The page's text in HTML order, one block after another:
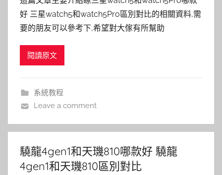
好 三星watch5和watch5Pro區別對比的相關資料,需
要的朋友可以參考下,希望對大傢有所幫助
閱讀原文
系統教程
Leave a comment
驍龍4gen1和天璣810哪款好 驍龍
4gen1和天璣810區別對比